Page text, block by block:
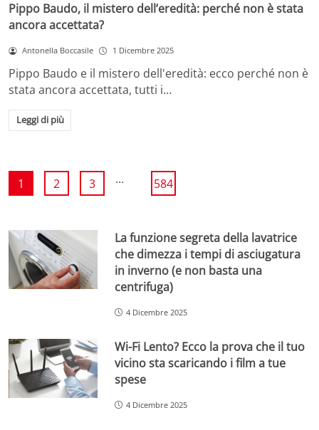
Pippo Baudo, il mistero dell’eredità: perché non è stata
ancora accettata?
Antonella Boccasile 1 Dicembre 2025
Pippo Baudo e il mistero dell'eredità: ecco perché non è
stata ancora accettata, tutti i…
Leggi di più
1 2 3 ... 584
La funzione segreta della lavatrice
che dimezza i tempi di asciugatura
in inverno (e non basta una
centrifuga)
4 Dicembre 2025
Wi-Fi Lento? Ecco la prova che il tuo
vicino sta scaricando i film a tue
spese
4 Dicembre 2025